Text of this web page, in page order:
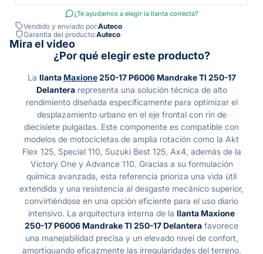
¿Te ayudamos a elegir la llanta correcta?
Vendido y enviado por:Auteco
Garantía del producto:Auteco
Mira el video
¿Por qué elegir este producto?
La llantaMaxione250-17 P6006 Mandrake Tl 250-17
Delanterarepresenta una solución técnica de alto
rendimiento diseñada específicamente para optimizar el
desplazamiento urbano en el eje frontal con rin de
diecisiete pulgadas. Este componente es compatible con
modelos de motocicletas de amplia rotación como la Akt
Flex 125, Special 110, Suzuki Best 125, Ax4, además de la
Victory One y Advance 110. Gracias a su formulación
química avanzada, esta referencia prioriza una vida útil
extendida y una resistencia al desgaste mecánico superior,
convirtiéndose en una opción eficiente para el uso diario
intensivo. La arquitectura interna de la llanta Maxione
250-17 P6006 Mandrake Tl 250-17 Delantera favorece
una manejabilidad precisa y un elevado nivel de confort,
amortiguando eficazmente las irregularidades del terreno.